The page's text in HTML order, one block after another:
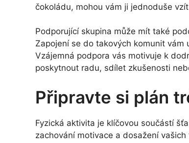
čokoládu, mohou vám ji jednoduše
Podporující skupina může mít také
Zapojení se do takových komunit
Vzájemná podpora vás motivuje k
poskytnout radu, sdílet zkušenosti
Připravte si plán
Fyzická aktivita je klíčovou součástí
zachování motivace a dosažení vašich